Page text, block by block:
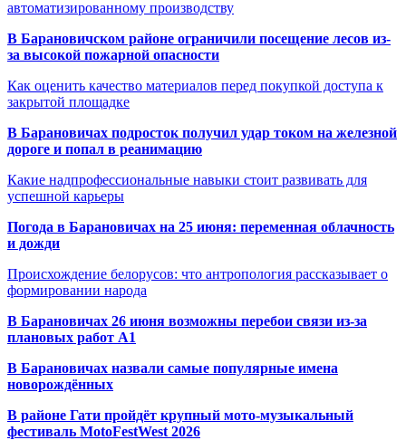
автоматизированному производству
В Барановичском районе ограничили посещение лесов из-
за высокой пожарной опасности
Как оценить качество материалов перед покупкой доступа к
закрытой площадке
В Барановичах подросток получил удар током на железной
дороге и попал в реанимацию
Какие надпрофессиональные навыки стоит развивать для
успешной карьеры
Погода в Барановичах на 25 июня: переменная облачность
и дожди
Происхождение белорусов: что антропология рассказывает о
формировании народа
В Барановичах 26 июня возможны перебои связи из-за
плановых работ A1
В Барановичах назвали самые популярные имена
новорождённых
В районе Гати пройдёт крупный мото-музыкальный
фестиваль MotoFestWest 2026